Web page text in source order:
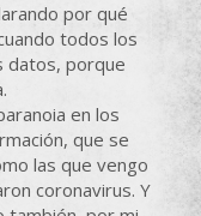
por qué
todos los
datos, porque
en los
que se
las que vengo
coronavirus. Y